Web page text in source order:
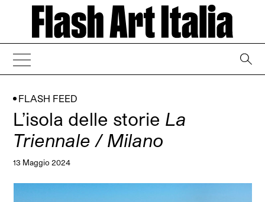
FLASH FEED
L’isola delle storie La
Triennale / Milano
13 Maggio 2024